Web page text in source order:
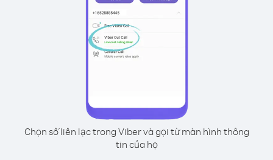
Chọn số liên lạc trong Viber và gọi từ màn hình thông
tin của họ